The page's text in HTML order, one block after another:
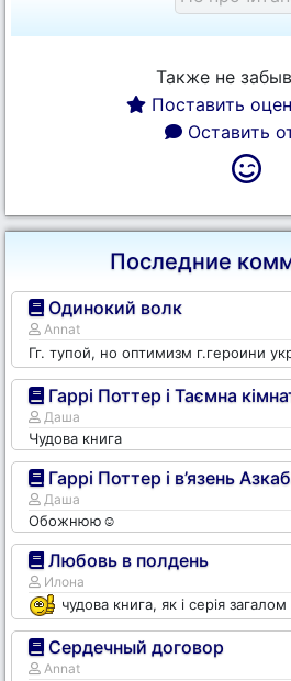
Также не
Поставить
Оставить
Последние
Одинокий волк
Annat
Гг. тупой, но оптимизм г.героини
Гаррі Поттер і Таємна
Даша
Чудова книга
Гаррі Поттер і в’язень
Даша
Обожнюю☺️
Любовь в полдень
Илона
чудова книга, як і серія загалом
Сердечный договор
Annat